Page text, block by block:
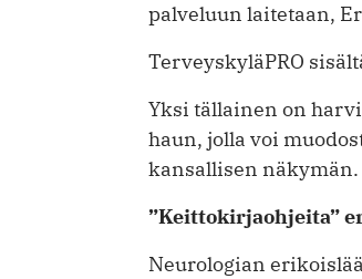
palveluun laitetaan,
TerveyskyläPRO
Yksi tällainen on
haun, jolla voi
kansallisen näkymän.
”Keittokirjaohjeita”
Neurologian